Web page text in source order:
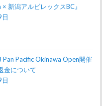
× 新潟アルビレックスBC』
Pan Pacific Okinawa Open開催
金について